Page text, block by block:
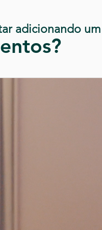
adicionando